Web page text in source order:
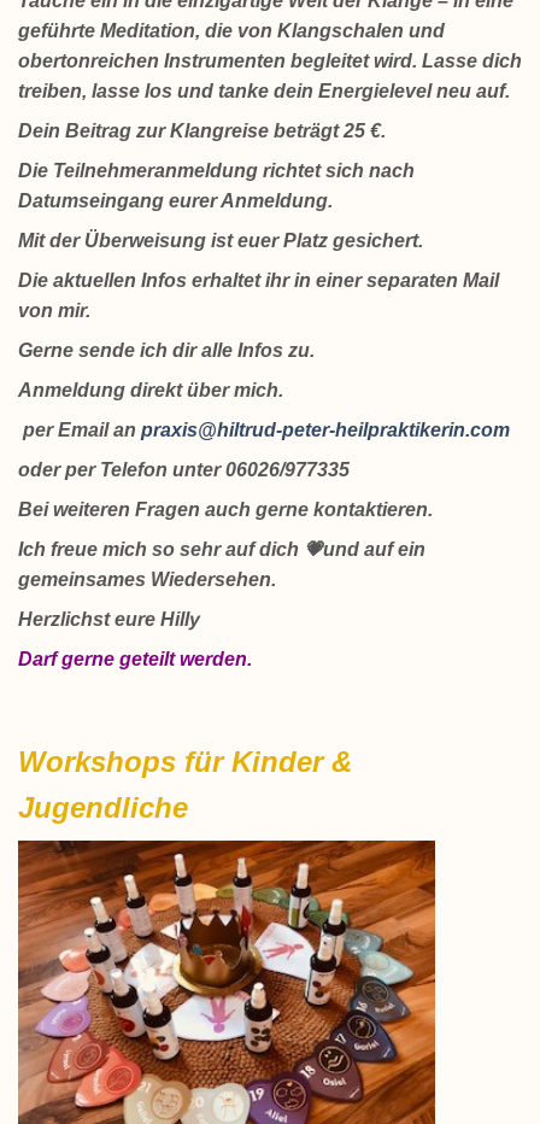
geführte Meditation, die von Klangschalen und
obertonreichen Instrumenten begleitet wird. Lasse dich
treiben, lasse los und tanke dein Energielevel neu auf.
Dein Beitrag zur Klangreise beträgt 25 €.
Die Teilnehmeranmeldung richtet sich nach
Datumseingang eurer Anmeldung.
Mit der Überweisung ist euer Platz gesichert.
Die aktuellen Infos erhaltet ihr in einer separaten Mail
von mir.
Gerne sende ich dir alle Infos zu.
Anmeldung direkt über mich.
per Email an praxis@hiltrud-peter-heilpraktikerin.com
oder per Telefon unter 06026/977335
Bei weiteren Fragen auch gerne kontaktieren.
Ich freue mich so sehr auf dich 💗und auf ein
gemeinsames Wiedersehen.
Herzlichst eure Hilly
Darf gerne geteilt werden.
Workshops für Kinder &
Jugendliche